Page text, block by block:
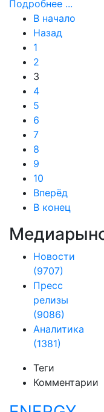
Подробнее ...
В начало
Назад
1
2
3
4
5
6
7
8
9
10
Вперёд
В конец
Новости
(9707)
Пресс
релизы
(9086)
Аналитика
(1381)
Теги
Комментарии